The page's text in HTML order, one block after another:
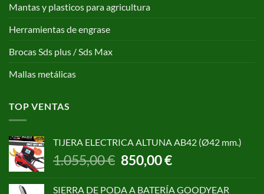
Mantas y plasticos para agricultura
Herramientas de engrase
Brocas Sds plus / Sds Max
Mallas metálicas
TOP VENTAS
TIJERA ELECTRICA ALTUNA AB42 (Ø42 mm.)
1.055,00€ El
precio
850,00€El
SIERRA DE PODA A BATERÍA GOODYEAR